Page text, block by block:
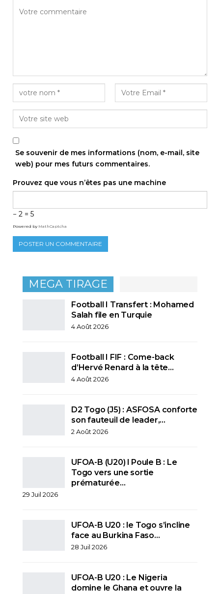
Se souvenir de mes informations (nom, e-mail, site
web) pour mes futurs commentaires.
Prouvez que vous n’êtes pas une machine
− 2 = 5
Powered by MathCaptcha
MEGA TIRAGE
Football I Transfert : Mohamed
Salah file en Turquie
4 Août 2026
Football I FIF : Come-back
d’Hervé Renard à la tête…
4 Août 2026
D2 Togo (J5) : ASFOSA conforte
son fauteuil de leader,…
2 Août 2026
UFOA-B (U20) l Poule B : Le
Togo vers une sortie
prématurée…
29 Juil 2026
UFOA-B U20 : le Togo s’incline
face au Burkina Faso…
28 Juil 2026
UFOA-B U20 : Le Nigeria
domine le Ghana et ouvre la